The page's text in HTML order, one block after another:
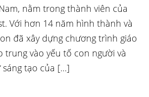
nằm trong thành viên của
Với hơn 14 năm hình thành và
đã xây dựng chương trình giáo
trung vào yếu tố con người và
sáng tạo của […]